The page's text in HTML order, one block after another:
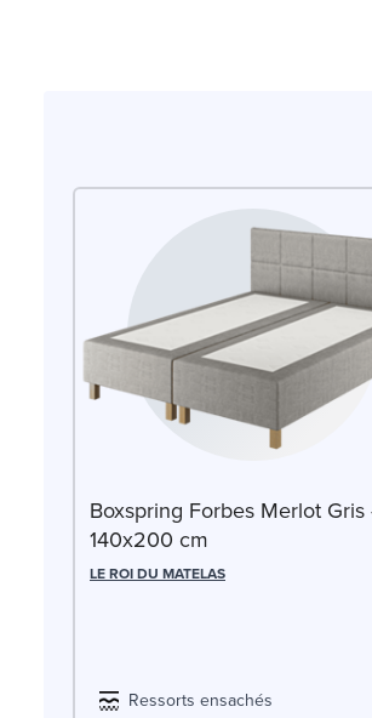
Boxspring Forbes Merlot Gris
140x200 cm
LE ROI DU MATELAS
Ressorts ensachés